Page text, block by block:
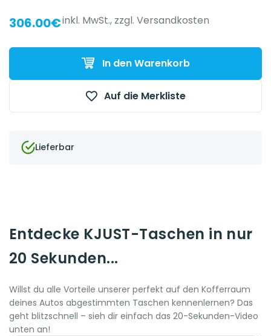
{{ name }} auf {{ platform }}
306.00€inkl. MwSt., zzgl. Versandkosten
In den Warenkorb
Auf die Merkliste
Lieferbar
Entdecke KJUST-Taschen in nur
20 Sekunden...
Willst du alle Vorteile unserer perfekt auf den Kofferraum
deines Autos abgestimmten Taschen kennenlernen? Das
geht blitzschnell – sieh dir einfach das 20-Sekunden-Video
unten an!